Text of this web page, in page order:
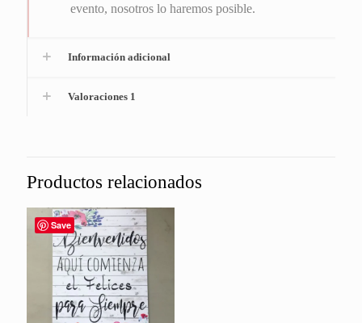
evento, nosotros lo haremos posible.
Información adicional
Valoraciones 1
Productos relacionados
Save